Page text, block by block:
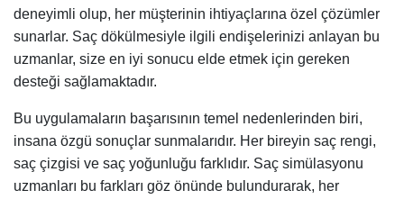
deneyimli olup, her müşterinin ihtiyaçlarına özel çözümler
sunarlar. Saç dökülmesiyle ilgili endişelerinizi anlayan bu
uzmanlar, size en iyi sonucu elde etmek için gereken
desteği sağlamaktadır.
Bu uygulamaların başarısının temel nedenlerinden biri,
insana özgü sonuçlar sunmalarıdır. Her bireyin saç rengi,
saç çizgisi ve saç yoğunluğu farklıdır. Saç simülasyonu
uzmanları bu farkları göz önünde bulundurarak, her